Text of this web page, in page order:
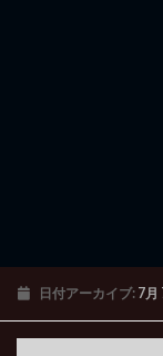
日付アーカイブ: 7月